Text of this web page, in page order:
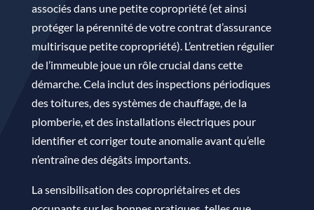
associés dans une petite copropriété (et ainsi
protéger la pérennité de votre contrat d’assurance
multirisque petite copropriété). L’entretien régulier
de l’immeuble joue un rôle crucial dans cette
démarche. Cela inclut des inspections périodiques
des toitures, des systèmes de chauffage, de la
plomberie, et des installations électriques pour
identifier et corriger toute anomalie avant qu’elle
n’entraîne des dégâts importants.
La sensibilisation des copropriétaires et des